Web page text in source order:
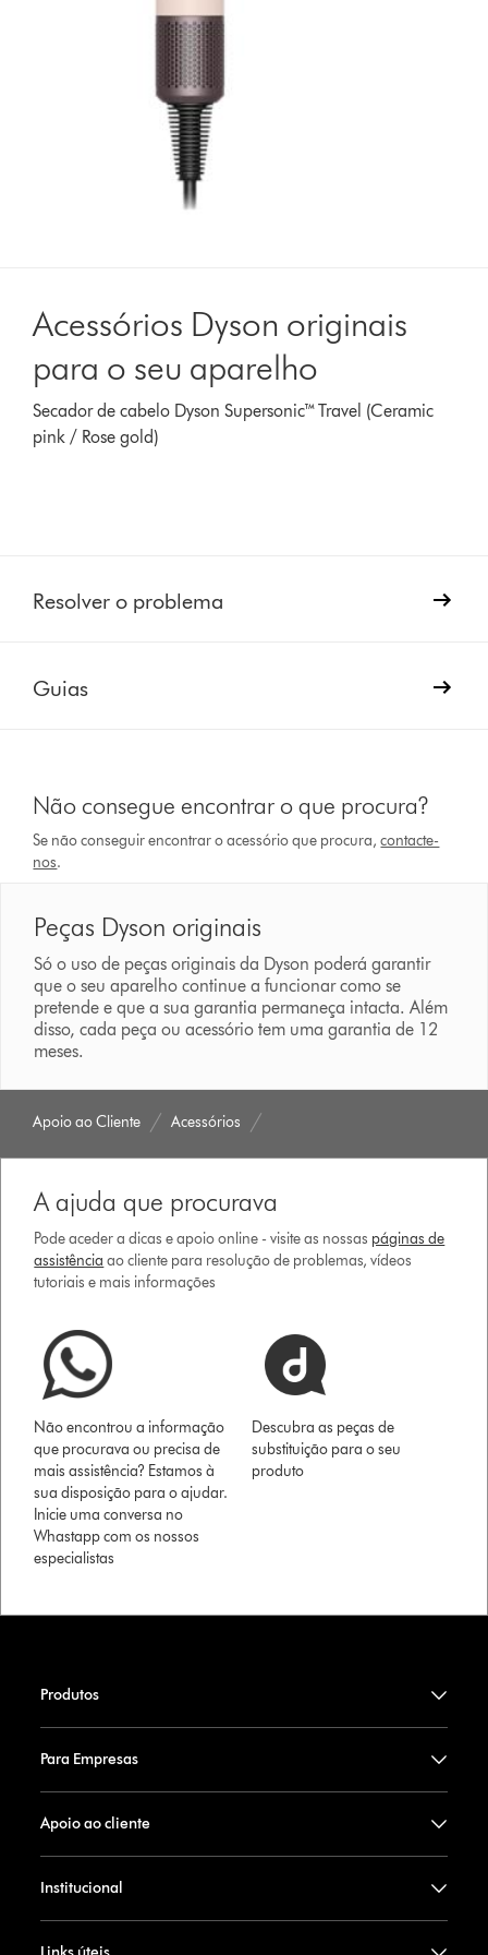
Acessórios Dyson originais
para o seu aparelho
Secador de cabelo Dyson Supersonic™ Travel (Ceramic
pink / Rose gold)
Resolver o problema
Guias
Não consegue encontrar o que procura?
Se não conseguir encontrar o acessório que procura,contacte-
nos.
Peças Dyson originais
Só o uso de peças originais da Dyson poderá garantir
que o seu aparelho continue a funcionar como se
pretende e que a sua garantia permaneça intacta. Além
disso, cada peça ou acessório tem uma garantia de 12
meses.
Apoio ao Cliente Acessórios
A ajuda que procurava
Pode aceder a dicas e apoio online - visite as nossas páginas de
assistência ao cliente para resolução de problemas, vídeos
tutoriais e mais informações
Não encontrou a informação
que procurava ou precisa de
mais assistência? Estamos à
sua disposição para o ajudar.
Inicie uma conversa no
Whastapp com os nossos
especialistas
Descubra as peças de
substituição para o seu
produto
Produtos
Para Empresas
Apoio ao cliente
Institucional